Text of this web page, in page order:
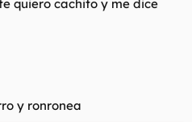
quiero cachito y me dice
y ronronea